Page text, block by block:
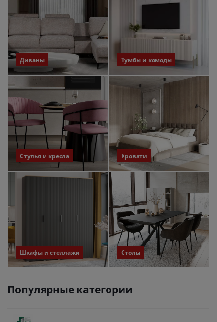
Диваны Тумбы и комоды
Стулья и кресла Кровати
Шкафы и стеллажи Столы
Популярные категории